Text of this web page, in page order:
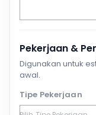
Pekerjaan &
Digunakan untuk
awal.
Tipe Pekerjaan